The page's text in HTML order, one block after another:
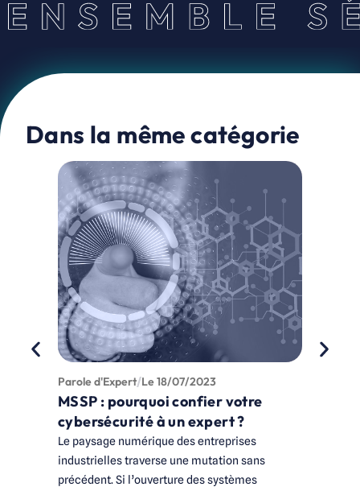
Dans la même catégorie
Parole d'Expert Le18/07/2023
MSSP : pourquoi confier votre
cybersécurité à un expert ?
Le paysage numérique des entreprises
industrielles traverse une mutation sans
précédent. Si l’ouverture des systèmes